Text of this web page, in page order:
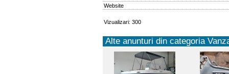
Website
Vizualizari: 300
Alte anunturi din categoria